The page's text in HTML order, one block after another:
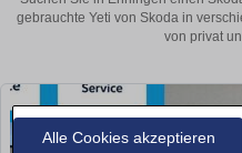
Alle Cookies akzeptieren
gebrauchte Yeti von Skoda in
von privat